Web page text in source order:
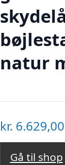
natur
kr. 6.629,00
Gå til shop